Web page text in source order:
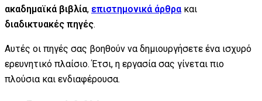
ακαδημαϊκά βιβλία, επιστημονικά άρθρα και
διαδικτυακές πηγές.
Αυτές οι πηγές σας βοηθούν να δημιουργήσετε ένα ισχυρό
ερευνητικό πλαίσιο. Έτσι, η εργασία σας γίνεται πιο
πλούσια και ενδιαφέρουσα.